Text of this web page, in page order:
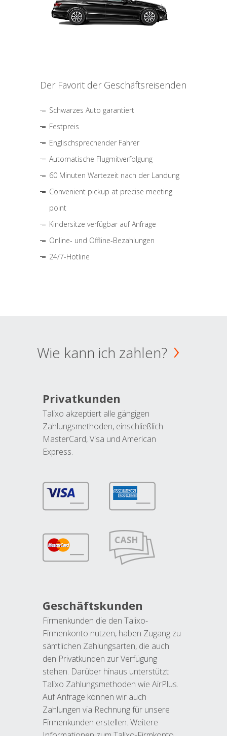
Der Favorit der Geschäftsreisenden
Schwarzes Auto garantiert
Festpreis
Englischsprechender Fahrer
Automatische Flugmitverfolgung
60 Minuten Wartezeit nach der Landung
Convenient pickup at precise meeting
point
Kindersitze verfügbar auf Anfrage
Online- und Offline-Bezahlungen
24/7-Hotline
Wie kann ich zahlen?
Privatkunden
Talixo akzeptiert alle gängigen
Zahlungsmethoden, einschließlich
MasterCard, Visa und American
Express.
Geschäftskunden
Firmenkunden die den Talixo-
Firmenkonto nutzen, haben Zugang zu
sämtlichen Zahlungsarten, die auch
den Privatkunden zur Verfügung
stehen. Darüber hinaus unterstützt
Talixo Zahlungsmethoden wie AirPlus.
Auf Anfrage können wir auch
Zahlungen via Rechnung für unsere
Firmenkunden erstellen. Weitere